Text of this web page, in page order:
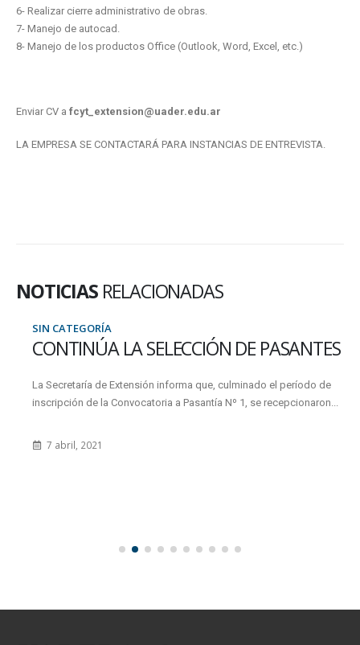
6- Realizar cierre administrativo de obras.
7- Manejo de autocad.
8- Manejo de los productos Office (Outlook, Word, Excel, etc.)
Enviar CV a fcyt_extension@uader.edu.ar
LA EMPRESA SE CONTACTARÁ PARA INSTANCIAS DE ENTREVISTA.
NOTICIAS RELACIONADAS
SIN CATEGORÍA
CONTINÚA LA SELECCIÓN DE PASANTES
La Secretaría de Extensión informa que, culminado el período de
inscripción de la Convocatoria a Pasantía Nº 1, se recepcionaron...
7 abril, 2021